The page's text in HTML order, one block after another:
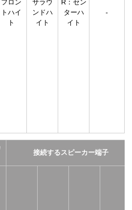
フロン
トハイ
ト
サラウ
ンドハ
イト
R：セン
ターハ
イト
-
接続するスピーカー端子